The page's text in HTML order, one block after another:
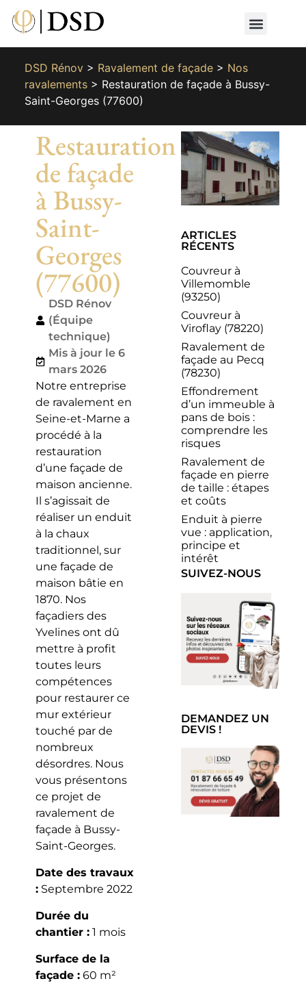
DSD Rénov> Ravalement de façade> Nos
ravalements> Restauration de façade à Bussy-
Saint-Georges (77600)
Restauration
de façade
à Bussy-
Saint-
Georges
(77600)
DSD Rénov
(Équipe
technique)
Mis à jour le 6
mars 2026
Notre entreprise
de ravalement en
Seine-et-Marne a
procédé à la
restauration
d’une façade de
maison ancienne.
Il s’agissait de
réaliser un enduit
à la chaux
traditionnel, sur
une façade de
maison bâtie en
1870. Nos
façadiers des
Yvelines ont dû
mettre à profit
toutes leurs
compétences
pour restaurer ce
mur extérieur
touché par de
nombreux
désordres. Nous
vous présentons
ce projet de
ravalement de
façade à Bussy-
Saint-Georges.
Date des travaux
:Septembre 2022
Durée du
chantier :1 mois
Surface de la
façade :60 m²
ARTICLES
RÉCENTS
Couvreur à
Villemomble
(93250)
Couvreur à
Viroflay (78220)
Ravalement de
façade au Pecq
(78230)
Effondrement
d’un immeuble à
pans de bois :
comprendre les
risques
Ravalement de
façade en pierre
de taille : étapes
et coûts
Enduit à pierre
vue : application,
principe et
intérêt
SUIVEZ-NOUS
DEMANDEZ UN
DEVIS !